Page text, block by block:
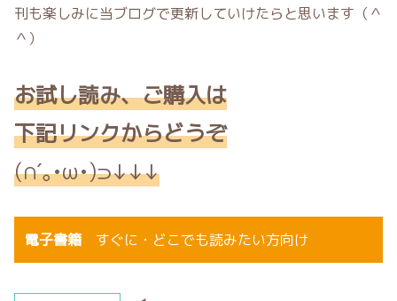
刊も楽しみに当ブログで更新していけたらと思います（＾
＾）
お試し読み、ご購入は
下記リンクからどうぞ
(∩´｡•ω•)⊃↓↓↓
電子書籍 すぐに・どこでも読みたい方向け